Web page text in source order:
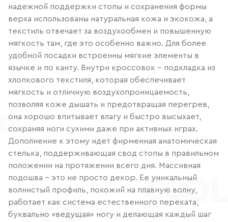
надежной поддержки стопы и сохранения формы
верха использованы натуральная кожа и экокожа, а
текстиль отвечает за воздухообмен и повышенную
мягкость там, где это особенно важно. Для более
удобной посадки встроенны мягкие элементы в
язычке и по канту. Внутри кроссовок – подкладка из
хлопкового текстиля, которая обеспечивает
мягкость и отличную воздухопроницаемость,
позволяя коже дышать и предотвращая перегрев,
она хорошо впитывает влагу и быстро высыхает,
сохраняя ноги сухими даже при активных играх.
Дополнение к этому идет фирменная анатомическая
стелька, поддерживающая свод стопы в правильном
положении на протяжении всего дня. Массивная
подошва – это не просто декор. Ее уникальный
волнистый профиль, похожий на плавную волну,
работает как система естественного переката,
буквально «ведущая» ногу и делающая каждый шаг